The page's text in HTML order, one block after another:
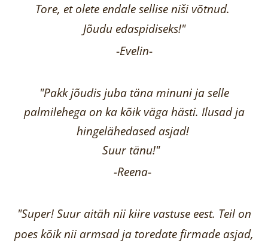
Tore, et olete endale sellise niši võtnud.
Jõudu edaspidiseks!"
-Evelin-
"Pakk jõudis juba täna minuni ja selle
palmilehega on ka kõik väga hästi. Ilusad ja
hingelähedased asjad!
Suur tänu!"
-Reena-
"Super! Suur aitäh nii kiire vastuse eest. Teil on
poes kõik nii armsad ja toredate firmade asjad,